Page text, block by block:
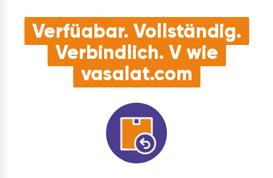
Verfügbar. Vollständig.
Verbindlich. V wie
vasalat.com